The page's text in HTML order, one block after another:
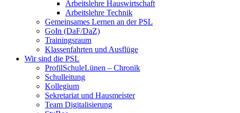
Arbeitslehre Hauswirtschaft
Arbeitslehre Technik
Gemeinsames Lernen an der PSL​
GoIn (DaF/DaZ)
Trainingsraum
Klassenfahrten und Ausflüge
Wir sind die PSL
ProfilSchuleLünen – Chronik
Schulleitung
Kollegium
Sekretariat und Hausmeister
Team Digitalisierung